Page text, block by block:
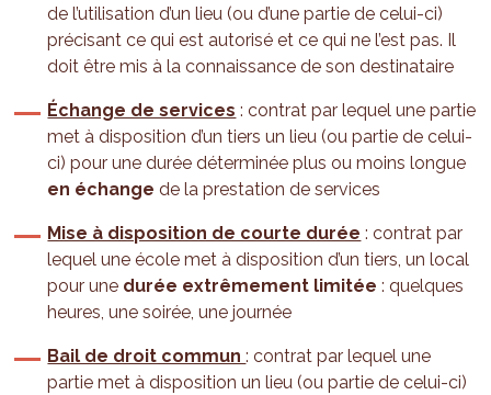
de l’utilisation d’un lieu (ou d’une partie de celui-ci)
précisant ce qui est autorisé et ce qui ne l’est pas. Il
doit être mis à la connaissance de son destinataire
Échange de services : contrat par lequel une partie
met à disposition d’un tiers un lieu (ou partie de celui-
ci) pour une durée déterminée plus ou moins longue
en échangede la prestation de services
Mise à disposition de courte durée : contrat par
lequel une école met à disposition d’un tiers, un local
pour une durée extrêmement limitée: quelques
heures, une soirée, une journée
Bail de droit commun: contrat par lequel une
partie met à disposition un lieu (ou partie de celui-ci)